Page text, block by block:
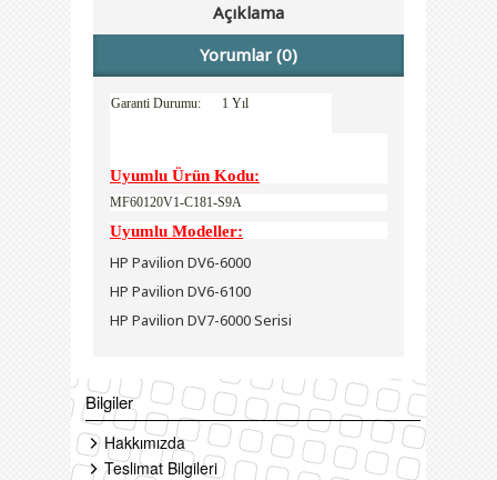
Açıklama
Yorumlar (0)
Garanti Durumu: 1 Yıl
Uyumlu Ürün Kodu:
MF60120V1-C181-S9A
Uyumlu Modeller:
HP Pavilion DV6-6000
HP Pavilion DV6-6100
HP Pavilion DV7-6000 Serisi
Bilgiler
Hakkımızda
Teslimat Bilgileri